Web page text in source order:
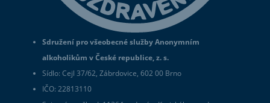
Sdružení pro všeobecné služby Anonymním
alkoholikům v České republice, z. s.
Sídlo: Cejl 37/62, Zábrdovice, 602 00 Brno
IČO: 22813110